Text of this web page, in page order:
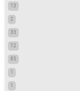
13
2
33
12
85
1
1